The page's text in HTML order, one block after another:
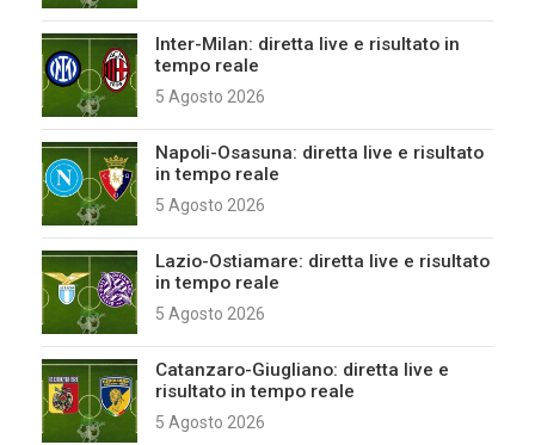
Inter-Milan: diretta live e risultato in
tempo reale
5 Agosto 2026
Napoli-Osasuna: diretta live e risultato
in tempo reale
5 Agosto 2026
Lazio-Ostiamare: diretta live e risultato
in tempo reale
5 Agosto 2026
Catanzaro-Giugliano: diretta live e
risultato in tempo reale
5 Agosto 2026